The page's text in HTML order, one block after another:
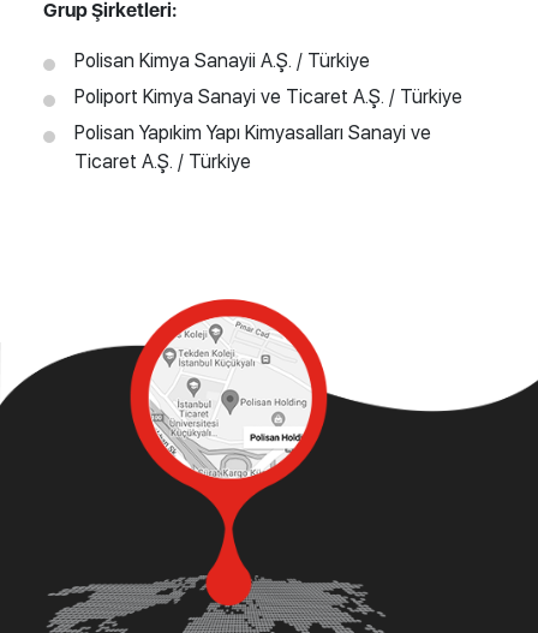
Grup Şirketleri:
Polisan Kimya Sanayii A.Ş. / Türkiye
Poliport Kimya Sanayi ve Ticaret A.Ş. / Türkiye
Polisan Yapıkim Yapı Kimyasalları Sanayi ve
Ticaret A.Ş. / Türkiye